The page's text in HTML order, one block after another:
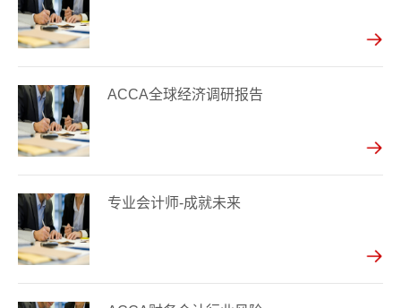
ACCA全球经济调研报告
专业会计师-成就未来